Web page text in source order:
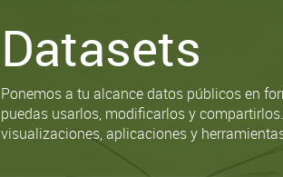
Datasets
Ponemos a tu alcance datos públicos en
puedas usarlos, modificarlos y
visualizaciones, aplicaciones y